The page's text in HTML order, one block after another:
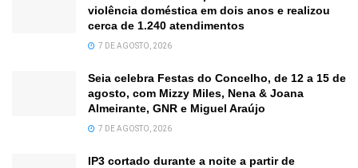
violência doméstica em dois anos e realizou
cerca de 1.240 atendimentos
7 DE AGOSTO, 2026
Seia celebra Festas do Concelho, de 12 a 15 de
agosto, com Mizzy Miles, Nena & Joana
Almeirante, GNR e Miguel Araújo
7 DE AGOSTO, 2026
IP3 cortado durante a noite a partir de